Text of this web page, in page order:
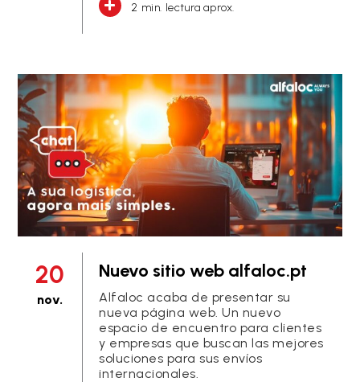
2 min. lectura aprox.
20
nov.
Nuevo sitio web alfaloc.pt
Alfaloc acaba de presentar su
nueva página web. Un nuevo
espacio de encuentro para clientes
y empresas que buscan las mejores
soluciones para sus envíos
internacionales.